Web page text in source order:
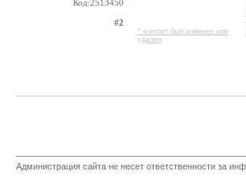
Код:2513450
#2
* контакт был изменен или
удален
Администрация сайта не несет ответственности за